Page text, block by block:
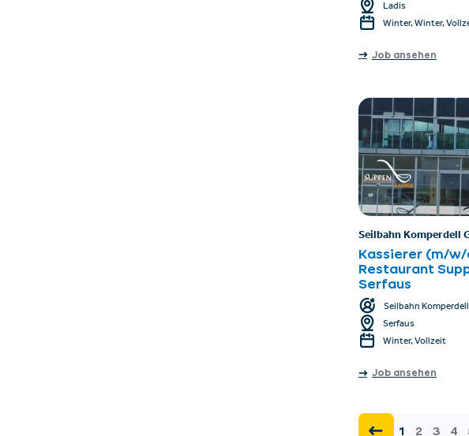
Ladis
Winter, Winter,
Job ansehen
Seilbahn Komperdell
Kassierer (m/w/
Restaurant
Serfaus
Seilbahn
Serfaus
Winter, Vollzeit
Job ansehen
1 2 3 4